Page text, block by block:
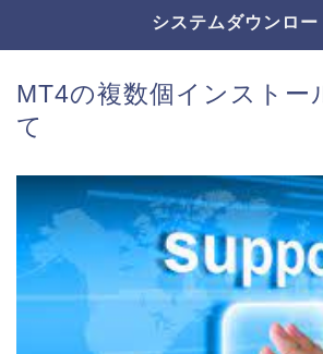
システムダウンロー
MT4の複数個インストー
て